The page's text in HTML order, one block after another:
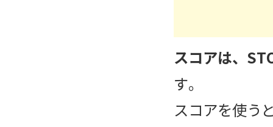
スコアは、
す。
スコアを使う